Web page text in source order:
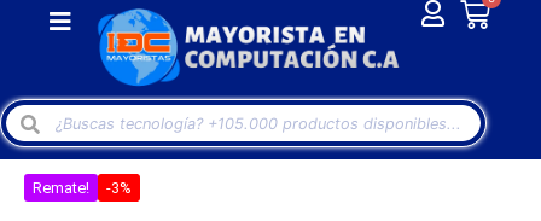
Remate! -3%